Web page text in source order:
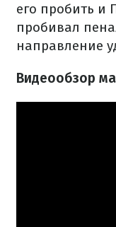
его пробить и
пробивал
направление
Видеообзор